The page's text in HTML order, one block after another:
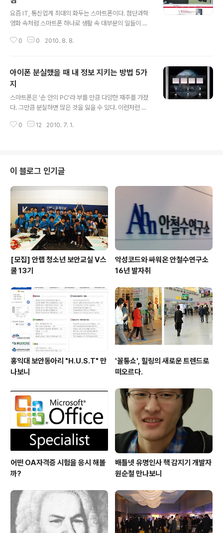
요즘 IT, 통신업계 최대의 화두는 스마트폰이다. 첨단과학
영화 속처럼 스마트폰 하나로 생활 속 대부분의 일들이 가
이렇듯 높아지는 관심 속에서 스마트폰 이용률은 증가하
단점도 나타나고 있다. 기능적인 측면에서는 우수하지만,
일반 휴대전화와는 다른 복잡성으로 인해 사용에 어려움을
느끼게 되는 것이다. 그런데 최근 스마트폰 이용정보에 대
한 무료강좌를 진행하는 곳이 있다고 하여 화제가 되고 있
다. 다소 난해한 스마트폰 이용에 대해 어떠한 교육이 이루
어지는지 알아보고자, 기자도 스마트폰 강좌의 일일 수강
0 0 2010. 8. 8.
아이폰 분실했을 때 내 정보 지키는 방법 5가
지
스마트폰은 '손 안의 PC'라 부를 만큼 다양한 재주를 가졌
다. 그만큼 분실하면 많은 것을 잃을 수 있다. 이런저런 보
할 만하다. 이런 분실 및 도난에 대비해 애플사는 Mobile
를 해야 한다. http://tech.luv4.us/archives/2973 원
격 잠금(Remote Passcode Lock) 아이폰을 분실했을
때 무선 네트워크를 이용해 아이폰에 비밀번호를 걸어놓을
용할 수 없기 때문에 정보를 보호할 수 있..
0 12 2010. 7. 1.
이 블로그 인기글
[모집] 안랩 청소년 보안교실 V스
쿨 13기
악성코드와 싸워온 안철수연구소
16년 발자취
홍익대 보안동아리 "H.U.S.T" 만
나보니
'꼴통쇼', 힐링의 새로운 트렌드로
떠오르다.
어떤 OA자격증 시험을 응시 해볼
까?
배틀넷 유명인사 핵 감지기 개발자
원순철 만나보니